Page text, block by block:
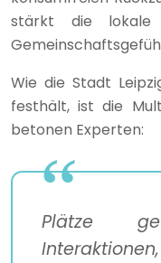
stärkt die lokale
Wie die Stadt
festhält, ist die
betonen Experten:
Plätze